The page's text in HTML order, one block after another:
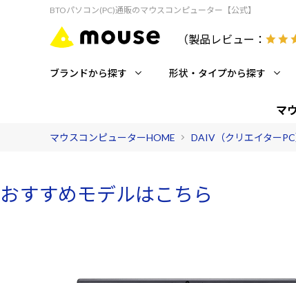
BTOパソコン(PC)通販のマウスコンピューター【公式】
（製品レビュー：
ブランドから探す 形状・タイプから探す
マ
マウスコンピューターHOME DAIV（クリエイターPC
おすすめモデルはこちら